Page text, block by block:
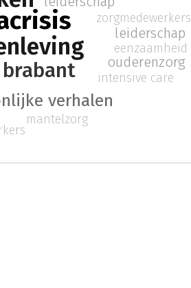
brabant
verhalen
zorgmedewerkers
leiderschap
eenzaamheid
ouderenzorg
intensive care
mantelzorg